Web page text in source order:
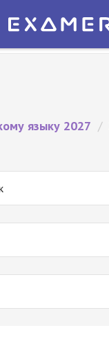
— ЕГЭ 2027
языку 2027 /